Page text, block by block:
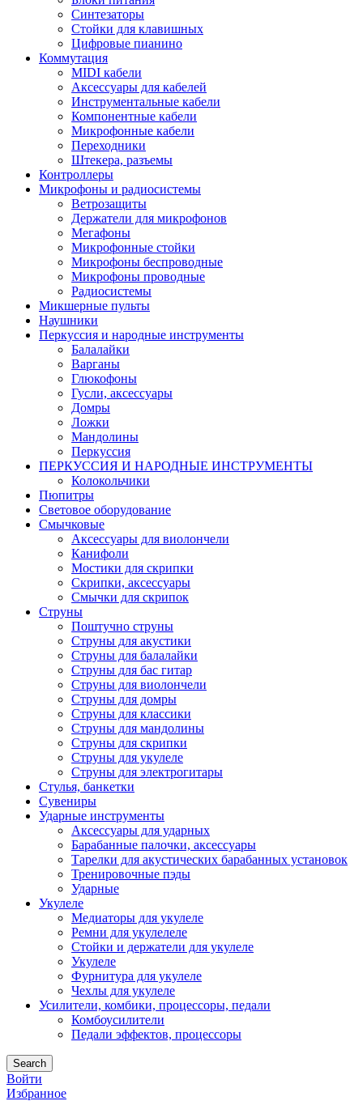
Синтезаторы
Стойки для клавишных
Цифровые пианино
Коммутация
MIDI кабели
Аксессуары для кабелей
Инструментальные кабели
Компонентные кабели
Микрофонные кабели
Переходники
Штекера, разъемы
Контроллеры
Микрофоны и радиосистемы
Ветрозащиты
Держатели для микрофонов
Мегафоны
Микрофонные стойки
Микрофоны беспроводные
Микрофоны проводные
Радиосистемы
Микшерные пульты
Наушники
Перкуссия и народные инструменты
Балалайки
Варганы
Глюкофоны
Гусли, аксессуары
Домры
Ложки
Мандолины
Перкуссия
ПЕРКУССИЯ И НАРОДНЫЕ ИНСТРУМЕНТЫ
Колокольчики
Пюпитры
Световое оборудование
Смычковые
Аксессуары для виолончели
Канифоли
Мостики для скрипки
Скрипки, аксессуары
Смычки для скрипок
Струны
Поштучно струны
Струны для акустики
Струны для балалайки
Струны для бас гитар
Струны для виолончели
Струны для домры
Струны для классики
Струны для мандолины
Струны для скрипки
Струны для укулеле
Струны для электрогитары
Стулья, банкетки
Сувениры
Ударные инструменты
Аксессуары для ударных
Барабанные палочки, аксессуары
Тарелки для акустических барабанных установок
Тренировочные пэды
Ударные
Укулеле
Медиаторы для укулеле
Ремни для укулелеле
Стойки и держатели для укулеле
Укулеле
Фурнитура для укулеле
Чехлы для укулеле
Усилители, комбики, процессоры, педали
Комбоусилители
Педали эффектов, процессоры
Search
Войти
Избранное